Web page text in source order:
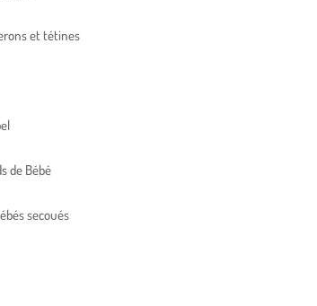
et tétines
de Bébé
secoués